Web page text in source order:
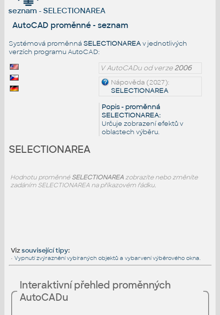
seznam - SELECTIONAREA
AutoCAD proměnné - seznam
Systémová proměnná SELECTIONAREAv jednotlivých
verzích programu AutoCAD:
V AutoCADu od verze2006
Nápověda (2027):
SELECTIONAREA
Popis - proměnná
SELECTIONAREA:
Určuje zobrazení efektů v
oblastech výběru.
SELECTIONAREA
Hodnotu proměnnéSELECTIONAREAzobrazíte nebo změníte
zadáním SELECTIONAREA na příkazovém řádku.
Vizsouvisející tipy:
• Vypnutí zvýraznění vybíraných objektů a vybarvení výběrového okna.
Interaktivní přehled proměnných
AutoCADu